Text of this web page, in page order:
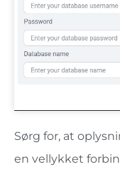
Sørg for, at
en vellykket